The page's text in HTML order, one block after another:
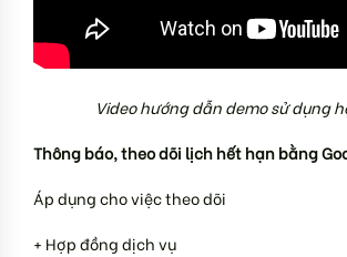
Video hướng dẫn demo sử dụng
Thông báo, theo dõi lịch hết hạn bằng
Áp dụng cho việc theo dõi
+ Hợp đồng dịch vụ